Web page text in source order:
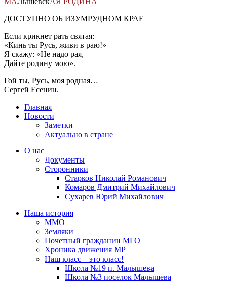
ДОСТУПНО ОБ ИЗУМРУДНОМ КРАЕ
Если крикнет рать святая:
«Кинь ты Русь, живи в раю!»
Я скажу: «Не надо рая,
Дайте родину мою».
Гой ты, Русь, моя родная…
Сергей Есенин.
Главная
Новости
Заметки
Актуально в стране
О нас
Документы
Сторонники
Старков Николай Романович
Комаров Дмитрий Михайлович
Сухарев Юрий Михайлович
Наша история
ММО
Земляки
Почетный гражданин МГО
Хроника движения МР
Наш класс – это класс!
Школа №19 п. Малышева
Школа №3 поселок Малышева